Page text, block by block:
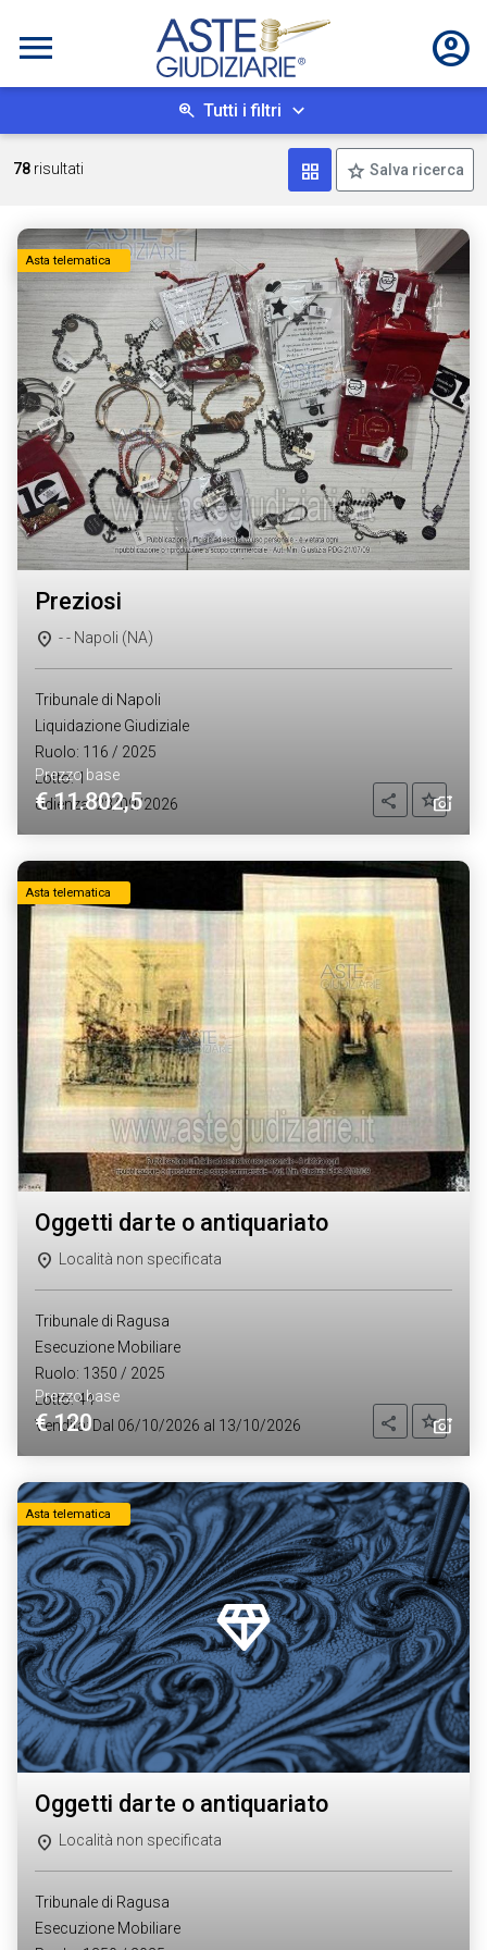
Tutti i filtri
78 risultati Mostra come box
Salva ricerca
Asta telematica
Prezzo base
€ 11.802,5
preziosi
- - Napoli (NA)
Tribunale di Napoli
Liquidazione Giudiziale
Ruolo: 116 / 2025
Lotto: 1
Udienza: 23/09/2026
Condividi
Asta telematica
Prezzo base
€ 120
oggetti darte o antiquariato
Località non specificata
Tribunale di Ragusa
Esecuzione Mobiliare
Ruolo: 1350 / 2025
Lotto: 44
Vendita: Dal 06/10/2026 al 13/10/2026
Condividi
Asta telematica
oggetti darte o antiquariato
Località non specificata
Tribunale di Ragusa
Esecuzione Mobiliare